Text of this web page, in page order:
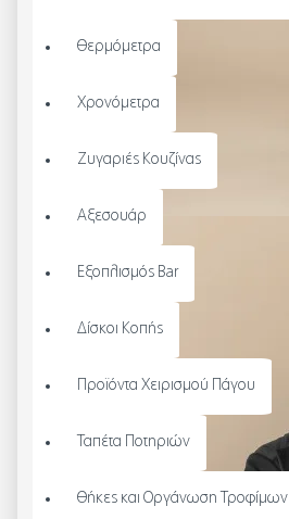
Θερμόμετρα
Χρονόμετρα
Ζυγαριές Κουζίνας
Αξεσουάρ
Εξοπλισμός Bar
Δίσκοι Κοπής
Προϊόντα Χειρισμού Πάγου
Ταπέτα Ποτηριών
Θήκες και Οργάνωση Τροφίμων